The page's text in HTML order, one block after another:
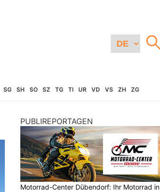
SG SH SO SZ TG TI UR VD VS ZH ZG
PUBLIREPORTAGEN
Motorrad-Center Dübendorf: Ihr Motorrad in